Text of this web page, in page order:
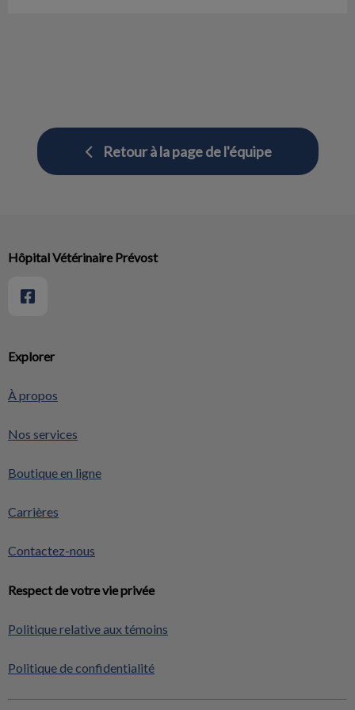
Retour à la page de l'équipe
Explorer
À propos
Nos services
Boutique en ligne
Carrières
Contactez-nous
Respect de votre vie privée
Politique relative aux témoins
Politique de confidentialité
Hôpital Vétérinaire Prévost